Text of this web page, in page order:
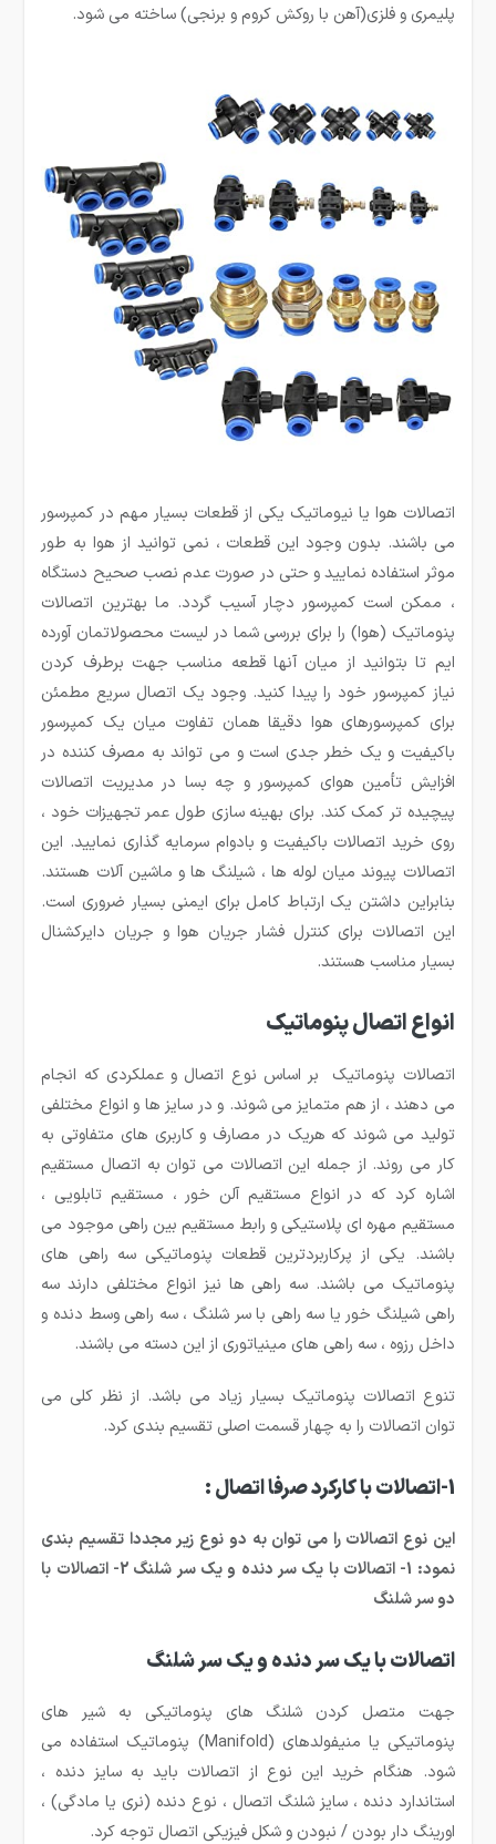
پلیمری و فلزی(آهن با روکش کروم و برنجی) ساخته می شود.
اتصالات هوا یا نیوماتیک یکی از قطعات بسیار مهم در کمپرسور
می باشند. بدون وجود این قطعات ، نمی توانید از هوا به طور
موثر استفاده نمایید و حتی در صورت عدم نصب صحیح دستگاه
، ممکن است کمپرسور دچار آسیب گردد. ما بهترین اتصالات
پنوماتیک (هوا) را برای بررسی شما در لیست محصولاتمان آورده
ایم تا بتوانید از میان آنها قطعه مناسب جهت برطرف کردن
نیاز کمپرسور خود را پیدا کنید. وجود یک اتصال سریع مطمئن
برای کمپرسورهای هوا دقیقا همان تفاوت میان یک کمپرسور
باکیفیت و یک خطر جدی است و می تواند به مصرف کننده در
افزایش تأمین هوای کمپرسور و چه بسا در مدیریت اتصالات
پیچیده تر کمک کند. برای بهینه سازی طول عمر تجهیزات خود ،
روی خرید اتصالات باکیفیت و بادوام سرمایه گذاری نمایید. این
اتصالات پیوند میان لوله ها ، شیلنگ ها و ماشین آلات هستند.
بنابراین داشتن یک ارتباط کامل برای ایمنی بسیار ضروری است.
این اتصالات برای کنترل فشار جریان هوا و جریان دایرکشنال
بسیار مناسب هستند.
انواع اتصال پنوماتیک
اتصالات پنوماتیک بر اساس نوع اتصال و عملکردی که انجام
می دهند ، از هم متمایز می شوند. و در سایز ها و انواع مختلفی
تولید می شوند که هریک در مصارف و کاربری های متفاوتی به
کار می روند. از جمله این اتصالات می توان به اتصال مستقیم
اشاره کرد که در انواع مستقیم آلن خور ، مستقیم تابلویی ،
مستقیم مهره ای پلاستیکی و رابط مستقیم بین راهی موجود می
باشند. یکی از پرکاربردترین قطعات پنوماتیکی سه راهی های
پنوماتیک می باشند. سه راهی ها نیز انواع مختلفی دارند سه
راهی شیلنگ خور یا سه راهی با سر شلنگ ، سه راهی وسط دنده و
داخل رزوه ، سه راهی های مینیاتوری از این دسته می باشند.
تنوع اتصالات پنوماتیک بسیار زیاد می باشد. از نظر کلی می
توان اتصالات را به چهار قسمت اصلی تقسیم بندی کرد.
1-اتصالات با کارکرد صرفا اتصال :
این نوع اتصالات را می توان به دو نوع زیر مجددا تقسیم بندی
نمود: 1- اتصالات با یک سر دنده و یک سر شلنگ 2- اتصالات با
دو سر شلنگ
اتصالات با یک سر دنده و یک سر شلنگ
جهت متصل کردن شلنگ های پنوماتیکی به شیر های
پنوماتیکی یا منیفولدهای (Manifold)
پنوماتیک استفاده می
شود. هنگام خرید این نوع از اتصالات باید به سایز دنده ،
استاندارد دنده ، سایز شلنگ اتصال ، نوع دنده (نری یا مادگی) ،
اورینگ دار بودن / نبودن و شکل فیزیکی اتصال توجه کرد.